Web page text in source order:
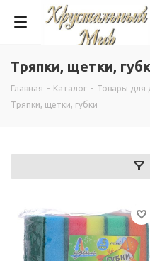
Тряпки, щетки,
Главная - Каталог - Товары для
Тряпки, щетки, губки